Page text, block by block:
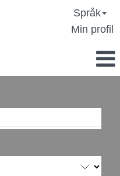
Språk
Min profil